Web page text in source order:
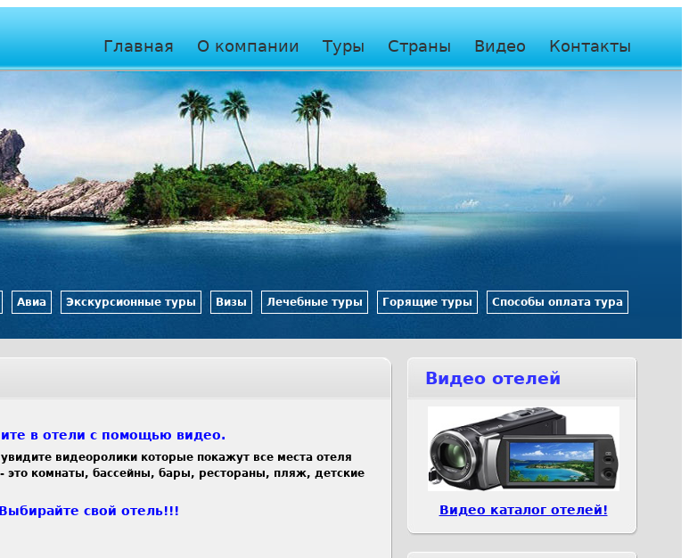
Главное меню
Главная О компании Туры Страны Видео Контакты
Авиа Экскурсионные туры Визы Лечебные туры Горящие туры Способы оплата тура
в отели с помощью видео.
видеоролики которые покажут все места отеля
это комнаты, бассейны, бары, рестораны, пляж, детские
Выбирайте свой отель!!!
Видео отелей
Видео каталог отелей!